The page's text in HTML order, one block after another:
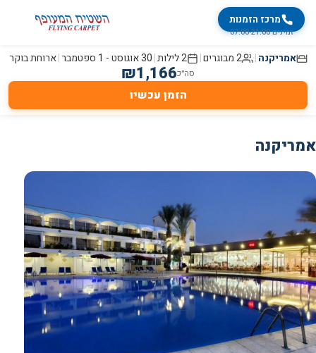
מרכז הזמנות
זמינים 07:00-21:00
אמריקנה| 2 מבוגרים |
2לילות|30 אוגוסט - 1 ספטמבר |ארוחת בוקר
סה״כ ₪1,166
הזמן עכשיו
אמריקנה